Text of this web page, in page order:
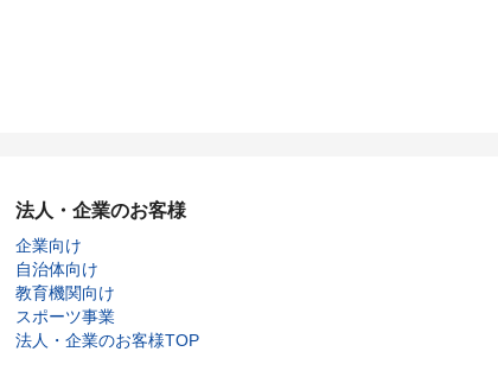
法人・企業のお客様
企業向け
自治体向け
教育機関向け
スポーツ事業
法人・企業のお客様TOP